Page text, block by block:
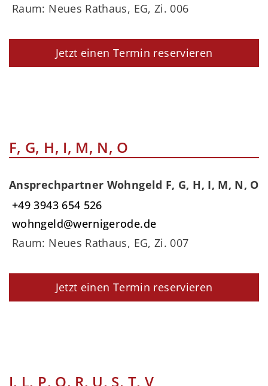
Raum: Neues Rathaus, EG, Zi. 006
Jetzt einen Termin reservieren
F, G, H, I, M, N, O
Ansprechpartner Wohngeld F, G, H, I, M, N, O
+49 3943 654 526
wohngeld@wernigerode.de
Raum: Neues Rathaus, EG, Zi. 007
Jetzt einen Termin reservieren
J, L, P, Q, R, U, S, T, V